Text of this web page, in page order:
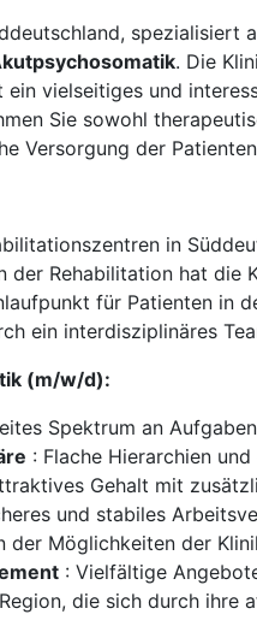
. Die
vielseitiges und
Sie sowohl
Versorgung der
in
der Rehabilitation hat
für Patienten in
ein interdisziplinäres
(m/w/d):
Spektrum an
: Flache Hierarchien
Gehalt mit
und stabiles
der Möglichkeiten der
: Vielfältige
die sich durch ihre